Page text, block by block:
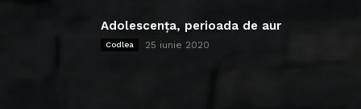
Adolescența, perioada de aur
Codlea 25 iunie 2020